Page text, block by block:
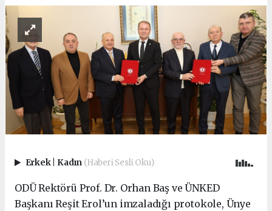
Erkek Kadın (Haberi Sesli Oku)
ODÜ Rektörü Prof. Dr. Orhan Baş ve ÜNKED
Başkanı Reşit Erol’un imzaladığı protokole, Ünye